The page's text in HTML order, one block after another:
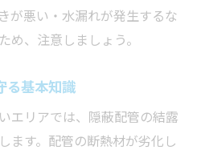
蔽配管の素材と対策法
管寿命を延ばすアイデア
が悪い・水漏れが発生するな
め、注意しましょう。
る基本知識
エリアでは、隠蔽配管の結露
ます。配管の断熱材が劣化し